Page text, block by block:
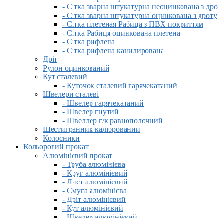
- Сітка зварна штукатурна неоцинкована з
- Сітка зварна штукатурна оцинкована з дроту
- Сітка плетеная Рабица з ПВХ покриттям
- Сітка Рабиця оцинкована плетена
- Сітка рифлена
- Сітка рифлена канилирована
Дріт
Рулон оцинкований
Кут сталевий
- Куточок сталевий гарячекатаний
Швелери сталеві
- Швелер гарячекатаний
- Швелер гнутий
- Швеллер г/к равнополочний
Шестигранник калібрований
Колосники
Кольоровий прокат
Алюмінієвий прокат
- Труба алюмінієва
- Круг алюмінієвий
- Лист алюмінієвий
- Смуга алюмінієва
- Дріт алюмінієвий
- Кут алюмінієвий